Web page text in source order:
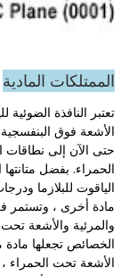
الممتلكات المادية
تعتبر النافذة
الأشعة فوق
حتى الآن إلى نطاقات
الحمراء. بفضل
الياقوت للبلازما
مادة أخرى ، وتستمر
والمرئية والأشعة
الأشعة تحت